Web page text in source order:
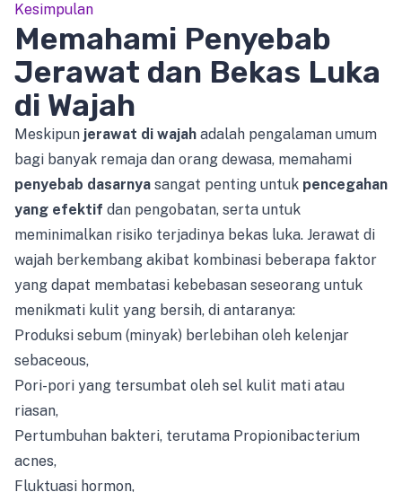
Kesimpulan
Memahami Penyebab
Jerawat dan Bekas Luka
di Wajah
Meskipun jerawat di wajah adalah pengalaman umum
bagi banyak remaja dan orang dewasa, memahami
penyebab dasarnya sangat penting untuk pencegahan
yang efektif dan pengobatan, serta untuk
meminimalkan risiko terjadinya bekas luka. Jerawat di
wajah berkembang akibat kombinasi beberapa faktor
yang dapat membatasi kebebasan seseorang untuk
menikmati kulit yang bersih, di antaranya:
Produksi sebum (minyak) berlebihan oleh kelenjar
sebaceous,
Pori-pori yang tersumbat oleh sel kulit mati atau
riasan,
Pertumbuhan bakteri, terutama Propionibacterium
acnes,
Fluktuasi hormon,